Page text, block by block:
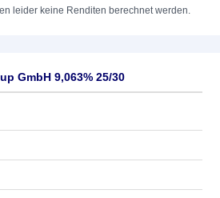
leider keine Renditen berechnet werden.
GmbH 9,063% 25/30